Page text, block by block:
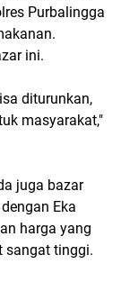
Purbalingga
ini.
diturunkan,
masyarakat,"
juga bazar
Eka
harga yang
sangat tinggi.